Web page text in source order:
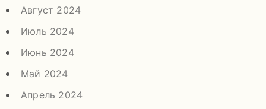
Август 2024
Июль 2024
Июнь 2024
Май 2024
Апрель 2024